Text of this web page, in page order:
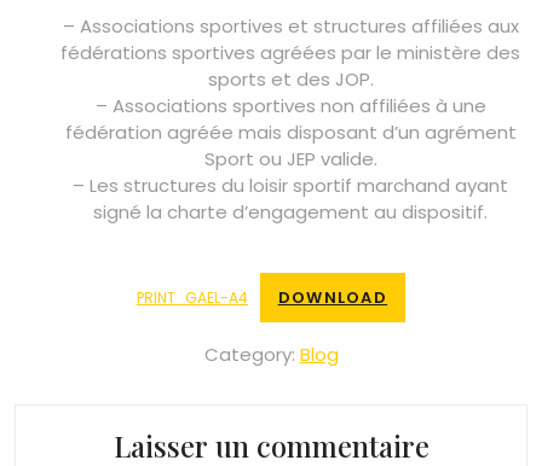
– Associations sportives et structures affiliées aux
fédérations sportives agréées par le ministère des
sports et des JOP.
– Associations sportives non affiliées à une
fédération agréée mais disposant d’un agrément
Sport ou JEP valide.
– Les structures du loisir sportif marchand ayant
signé la charte d’engagement au dispositif.
PRINT_GAEL-A4 DOWNLOAD
Category: Blog
Laisser un commentaire